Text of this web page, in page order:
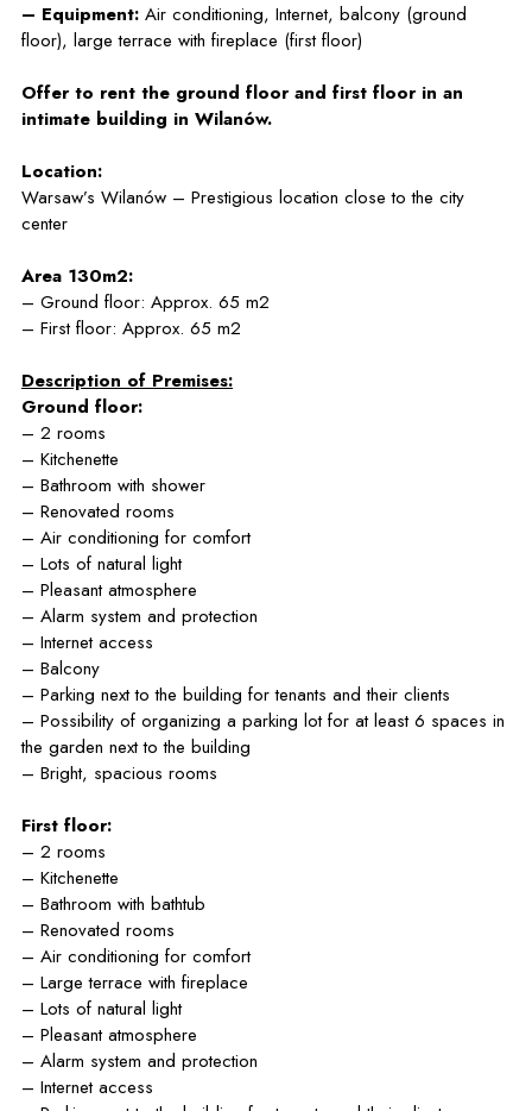
– Equipment: Air conditioning, Internet, balcony (ground
floor), large terrace with fireplace (first floor)
Offer to rent the ground floor and first floor in an
intimate building in Wilanów.
Location:
Warsaw’s Wilanów – Prestigious location close to the city
center
Area 130m2:
– Ground floor: Approx. 65 m2
– First floor: Approx. 65 m2
Description of Premises:
Ground floor:
– 2 rooms
– Kitchenette
– Bathroom with shower
– Renovated rooms
– Air conditioning for comfort
– Lots of natural light
– Pleasant atmosphere
– Alarm system and protection
– Internet access
– Balcony
– Parking next to the building for tenants and their clients
– Possibility of organizing a parking lot for at least 6 spaces in
the garden next to the building
– Bright, spacious rooms
First floor:
– 2 rooms
– Kitchenette
– Bathroom with bathtub
– Renovated rooms
– Air conditioning for comfort
– Large terrace with fireplace
– Lots of natural light
– Pleasant atmosphere
– Alarm system and protection
– Internet access